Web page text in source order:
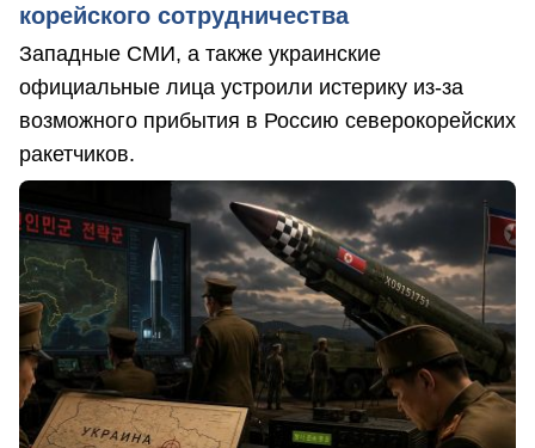
корейского сотрудничества
Западные СМИ, а также украинские
официальные лица устроили истерику из-за
возможного прибытия в Россию северокорейских
ракетчиков.